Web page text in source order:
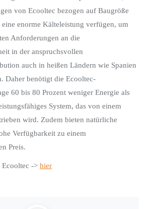
von Ecooltec bezogen auf Baugröße
enorme Kälteleistung verfügen, um
Anforderungen an die
in der anspruchsvollen
auch in heißen Ländern wie Spanien
Daher benötigt die Ecooltec-
60 bis 80 Prozent weniger Energie als
System, das von einem
wird. Zudem bieten natürliche
Verfügbarkeit zu einem
Preis.
-> hier